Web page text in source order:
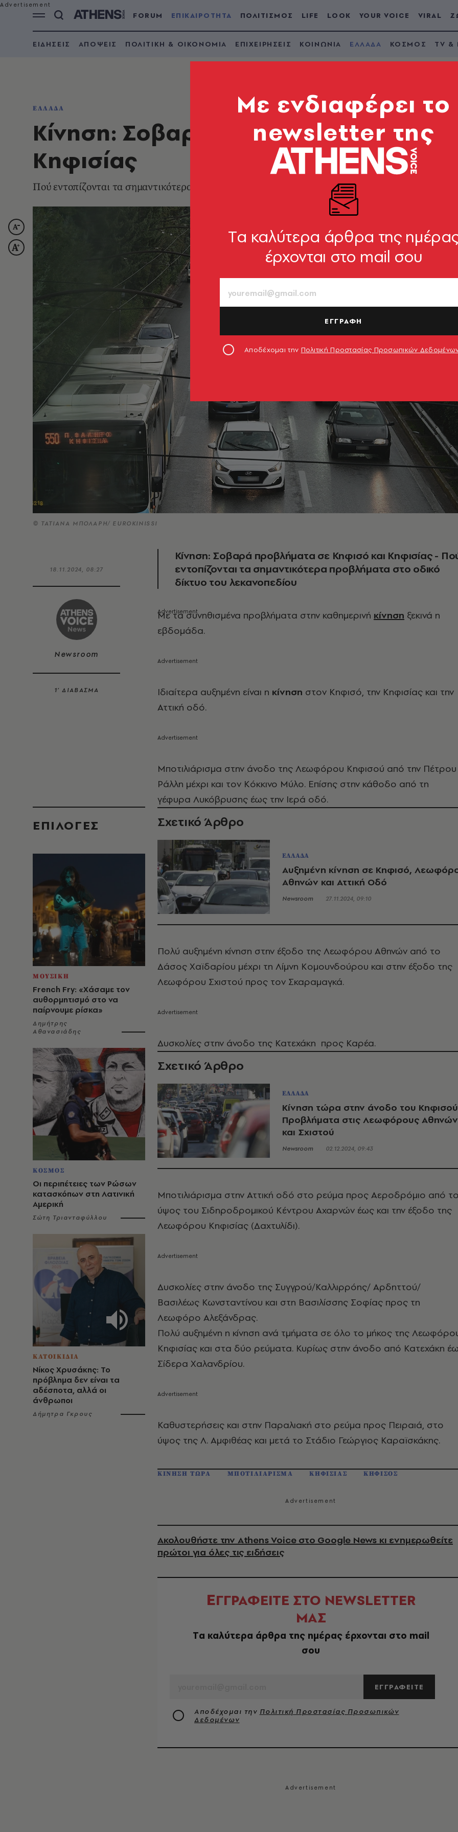
FORUM ΕΠΙΚΑΙΡΟΤΗΤΑ ΠΟΛΙΤΙΣΜΟΣ LIFE LOOK YOUR VOICE VIRAL
ΕΙΔΗΣΕΙΣ ΑΠΟΨΕΙΣ ΠΟΛΙΤΙΚΗ & ΟΙΚΟΝΟΜΙΑ ΕΠΙΧΕΙΡΗΣΕΙΣ ΚΟΙΝΩΝΙΑ ΕΛΛΑΔΑ ΚΟΣΜΟΣ TV &
ΕΛΛΑΔΑ
Κίνηση: Σοβαρά προβλήματα σε
Κηφισίας
Πού εντοπίζονται τα σημαντικότερα προβλήματα στο οδικό δίκτυο του λεκανοπεδίου
© ΤΑΤΙΑΝΑ ΜΠΟΛΑΡΗ/ EUROKINISSI
18.11.2024, 08:27
Newsroom
1’ ΔΙΑΒΑΣΜΑ
EΠΙΛΟΓΈΣ
ΜΟΥΣΙΚΗ
French Fry: «Χάσαμε τον
αυθορμητισμό στο να
παίρνουμε ρίσκα»
Δημήτρης
Αθανασιάδης
ΚΟΣΜΟΣ
Οι περιπέτειες των Ρώσων
κατασκόπων στη Λατινική
Αμερική
Σώτη Τριανταφύλλου
ΚΑΤΟΙΚΙΔΙΑ
Νίκος Χρυσάκης: Το
πρόβλημα δεν είναι τα
αδέσποτα, αλλά οι
άνθρωποι
Δήμητρα Γκρους
Κίνηση: Σοβαρά προβλήματα σε Κηφισό και Κηφισίας -
εντοπίζονται τα σημαντικότερα προβλήματα στο οδικό
δίκτυο του λεκανοπεδίου
Με τα συνηθισμένα προβλήματα στην καθημερινή κίνηση ξεκινά η
εβδομάδα.
Ιδιαίτερα αυξημένη είναι η κίνηση στον Κηφισό, την Κηφισίας και την
Αττική οδό.
Μποτιλιάρισμα στην άνοδο της Λεωφόρου Κηφισού από την Πέτρου
Ράλλη μέχρι και τον Κόκκινο Μύλο. Επίσης στην κάθοδο από τη
γέφυρα Λυκόβρυσης έως την Ιερά οδό.
Σχετικό Άρθρο
ΕΛΛΑΔΑ
Αυξημένη κίνηση σε Κηφισό,
Αθηνών και Αττική Οδό
Newsroom 27.11.2024, 09:10
Πολύ αυξημένη κίνηση στην έξοδο της Λεωφόρου Αθηνών από το
Δάσος Χαϊδαρίου μέχρι τη Λίμνη Κομουνδούρου και στην έξοδο της
Λεωφόρου Σχιστού προς τον Σκαραμαγκά.
Δυσκολίες στην άνοδο της Κατεχάκη προς Καρέα.
Σχετικό Άρθρο
ΕΛΛΑΔΑ
Κίνηση τώρα στην άνοδο του
Προβλήματα στις Λεωφόρους Αθηνών
και Σχιστού
Newsroom 02.12.2024, 09:43
Μποτιλιάρισμα στην Αττική οδό στο ρεύμα προς Αεροδρόμιο από
ύψος του Σιδηροδρομικού Κέντρου Αχαρνών έως και την έξοδο της
Λεωφόρου Κηφισίας (Δαχτυλίδι).
Δυσκολίες στην άνοδο της Συγγρού/Καλλιρρόης/ Αρδηττού/
Βασιλέως Κωνσταντίνου και στη Βασιλίσσης Σοφίας προς τη
Λεωφόρο Αλεξάνδρας.
Πολύ αυξημένη η κίνηση ανά τμήματα σε όλο το μήκος της
Κηφισίας και στα δύο ρεύματα. Κυρίως στην άνοδο από Κατεχάκη
Σίδερα Χαλανδρίου.
Καθυστερήσεις και στην Παραλιακή στο ρεύμα προς Πειραιά, στο
ύψος της Λ. Αμφιθέας και μετά το Στάδιο Γεώργιος Καραϊσκάκης.
ΚΙΝΗΣΗ ΤΩΡΑ ΜΠΟΤΙΛΙΑΡΙΣΜΑ ΚΗΦΙΣΙΑΣ ΚΗΦΙΣΟΣ
Ακολουθήστε την Athens Voice στο Google News κι ενημερωθείτε
πρώτοι για όλες τις ειδήσεις
ΕΓΓΡΑΦΕΙΤΕ ΣΤΟ NEWSLETTER
ΜΑΣ
Tα καλύτερα άρθρα της ημέρας έρχονται στο mail
σου
ΕΓΓΡΑΦΕΙΤΕ
Αποδέχομαι την Πολιτική Προστασίας Προσωπικών
Δεδομένων
Mε ενδιαφέρει το
newsletter της
Tα καλύτερα άρθρα της
έρχονται στο mail σου
ΕΓΓΡΑΦΗ
Αποδέχομαι την Πολιτική Προστασίας Προσωπικών